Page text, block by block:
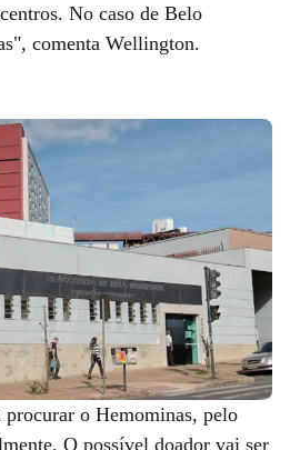
No caso de Belo
comenta Wellington.
o Hemominas, pelo
O possível doador vai ser